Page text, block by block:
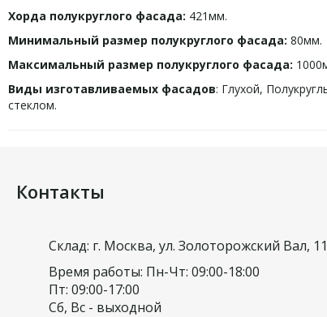
Хорда полукруглого фасада: 421мм.
Минимальный размер полукруглого фасада: 80мм.
Максимальный размер полукруглого фасада:
Виды изготавливаемых фасадов: Глухой,
стеклом.
Контакты
Склад: г. Москва, ул. Золоторожский Вал,
Время работы: Пн-Чт: 09:00-18:00
Пт: 09:00-17:00
Сб, Вс - выходной